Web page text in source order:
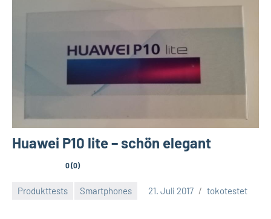
Huawei P10 lite – schön elegant
0 (0)
Produkttests Smartphones 21. Juli 2017 tokotestet